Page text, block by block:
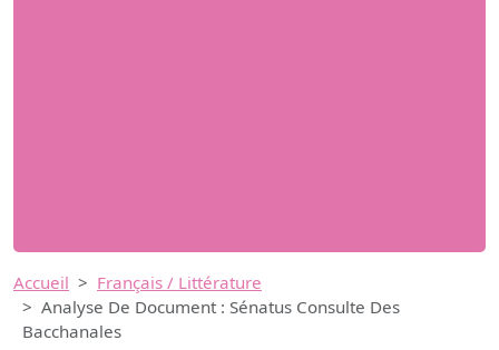
Accueil
Français / Littérature
Analyse De Document : Sénatus Consulte Des
Bacchanales